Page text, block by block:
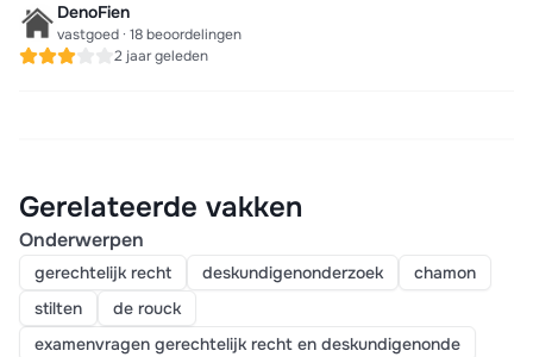
DenoFien
vastgoed · 18 beoordelingen
2 jaar geleden
Gerelateerde vakken
Onderwerpen
gerechtelijk recht deskundigenonderzoek
chamon
stilten
de rouck
examenvragen gerechtelijk recht en deskundigenonde